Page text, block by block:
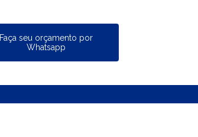
Faça seu orçamento por
Whatsapp